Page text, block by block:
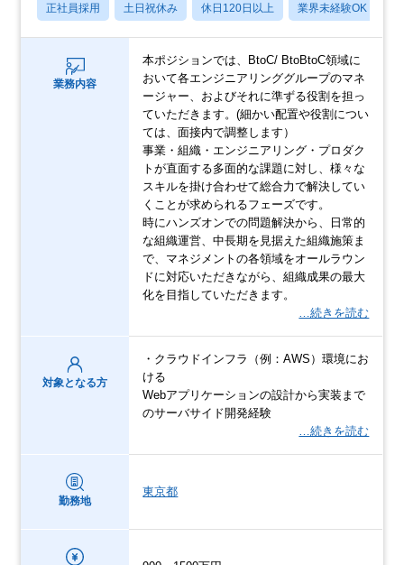
正社員採用 土日祝休み 休日120日以上 業界未経験OK
業務内容
本ポジションでは、BtoC/ BtoBtoC領域に
おいて各エンジニアリンググループのマネ
ージャー、およびそれに準ずる役割を担っ
ていただきます。(細かい配置や役割につい
ては、面接内で調整します）
事業・組織・エンジニアリング・プロダク
トが直面する多面的な課題に対し、様々な
スキルを掛け合わせて総合力で解決してい
くことが求められるフェーズです。
時にハンズオンでの問題解決から、日常的
な組織運営、中長期を見据えた組織施策ま
で、マネジメントの各領域をオールラウン
ドに対応いただきながら、組織成果の最大
化を目指していただきます。
…続きを読む
対象となる方
・クラウドインフラ（例：AWS）環境にお
ける
Webアプリケーションの設計から実装まで
のサーバサイド開発経験
…続きを読む
勤務地
東京都